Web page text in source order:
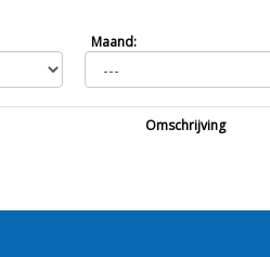
Maand:
Omschrijving